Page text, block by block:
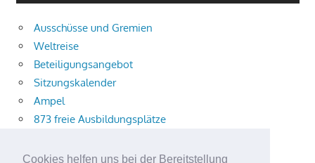
Cookies helfen uns bei der Bereitstellung
Ausschüsse und Gremien
Weltreise
Beteiligungsangebot
Sitzungskalender
Ampel
873 freie Ausbildungsplätze
Aktuelle Verkehrsmeldungen